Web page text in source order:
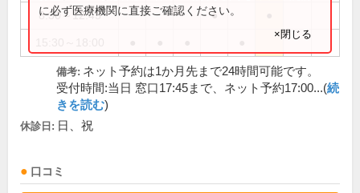
8:30～12:45 ●
に必ず医療機関に直接ご確認ください。
×閉じる
備考: ネット予約は1か月先まで24時間可能です。
受付時間:当日 窓口17:45まで、ネット予約17:00...(続
きを読む)
休診日: 日、祝
口コミ